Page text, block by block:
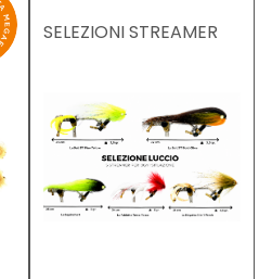
SELEZIONI STREAMER